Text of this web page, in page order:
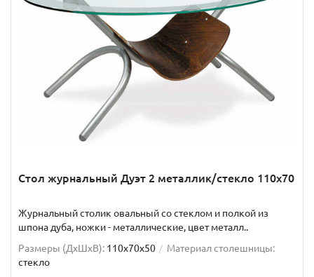
Стол журнальный Дуэт 2 металлик/стекло 110х70
Журнальный столик овальный со стеклом и полкой из
шпона дуба, ножки - металлические, цвет металл..
Размеры (ДхШxВ): 110х70х50
Материал столешницы:
стекло